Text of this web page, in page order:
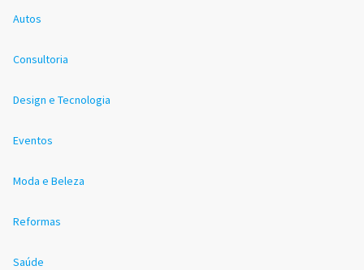
Autos
Consultoria
Design e Tecnologia
Eventos
Moda e Beleza
Reformas
Saúde